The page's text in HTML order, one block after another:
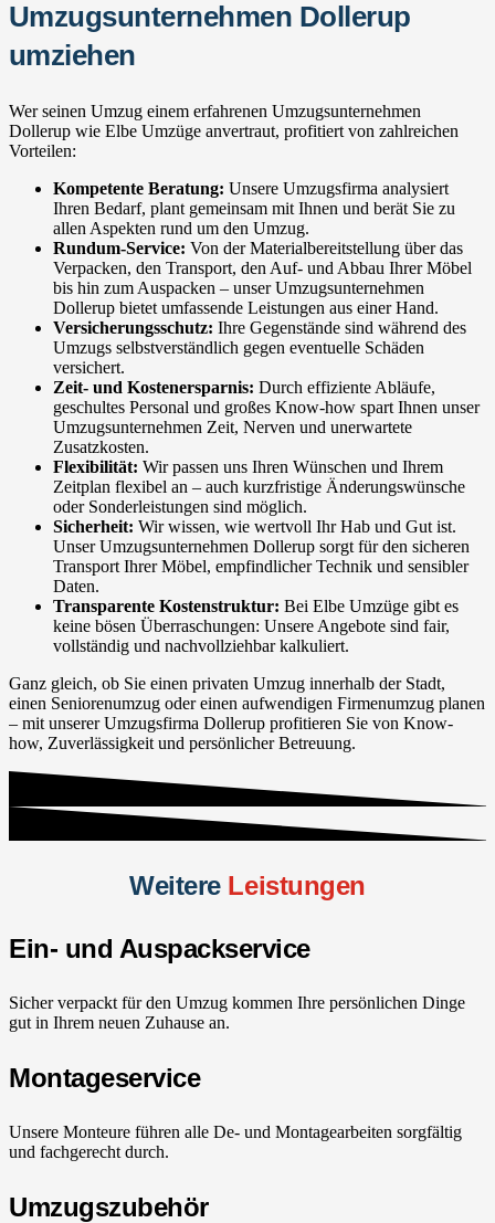
Umzugsunternehmen Dollerup
umziehen
Wer seinen Umzug einem erfahrenen Umzugsunternehmen
Dollerup wie Elbe Umzüge anvertraut, profitiert von zahlreichen
Vorteilen:
Kompetente Beratung: Unsere Umzugsfirma analysiert
Ihren Bedarf, plant gemeinsam mit Ihnen und berät Sie zu
allen Aspekten rund um den Umzug.
Rundum-Service: Von der Materialbereitstellung über das
Verpacken, den Transport, den Auf- und Abbau Ihrer Möbel
bis hin zum Auspacken – unser Umzugsunternehmen
Dollerup bietet umfassende Leistungen aus einer Hand.
Versicherungsschutz: Ihre Gegenstände sind während des
Umzugs selbstverständlich gegen eventuelle Schäden
versichert.
Zeit- und Kostenersparnis: Durch effiziente Abläufe,
geschultes Personal und großes Know-how spart Ihnen unser
Umzugsunternehmen Zeit, Nerven und unerwartete
Zusatzkosten.
Flexibilität: Wir passen uns Ihren Wünschen und Ihrem
Zeitplan flexibel an – auch kurzfristige Änderungswünsche
oder Sonderleistungen sind möglich.
Sicherheit: Wir wissen, wie wertvoll Ihr Hab und Gut ist.
Unser Umzugsunternehmen Dollerup sorgt für den sicheren
Transport Ihrer Möbel, empfindlicher Technik und sensibler
Daten.
Transparente Kostenstruktur: Bei Elbe Umzüge gibt es
keine bösen Überraschungen: Unsere Angebote sind fair,
vollständig und nachvollziehbar kalkuliert.
Ganz gleich, ob Sie einen privaten Umzug innerhalb der Stadt,
einen Seniorenumzug oder einen aufwendigen Firmenumzug planen
– mit unserer Umzugsfirma Dollerup profitieren Sie von Know-
how, Zuverlässigkeit und persönlicher Betreuung.
Weitere Leistungen
Ein- und Auspackservice
Sicher verpackt für den Umzug kommen Ihre persönlichen Dinge
gut in Ihrem neuen Zuhause an.
Montageservice
Unsere Monteure führen alle De- und Montagearbeiten sorgfältig
und fachgerecht durch.
Umzugszubehör